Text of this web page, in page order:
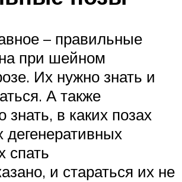
– правильные
при шейном
Их нужно знать и
А также
знать, в каких позах
спать
и стараться их не